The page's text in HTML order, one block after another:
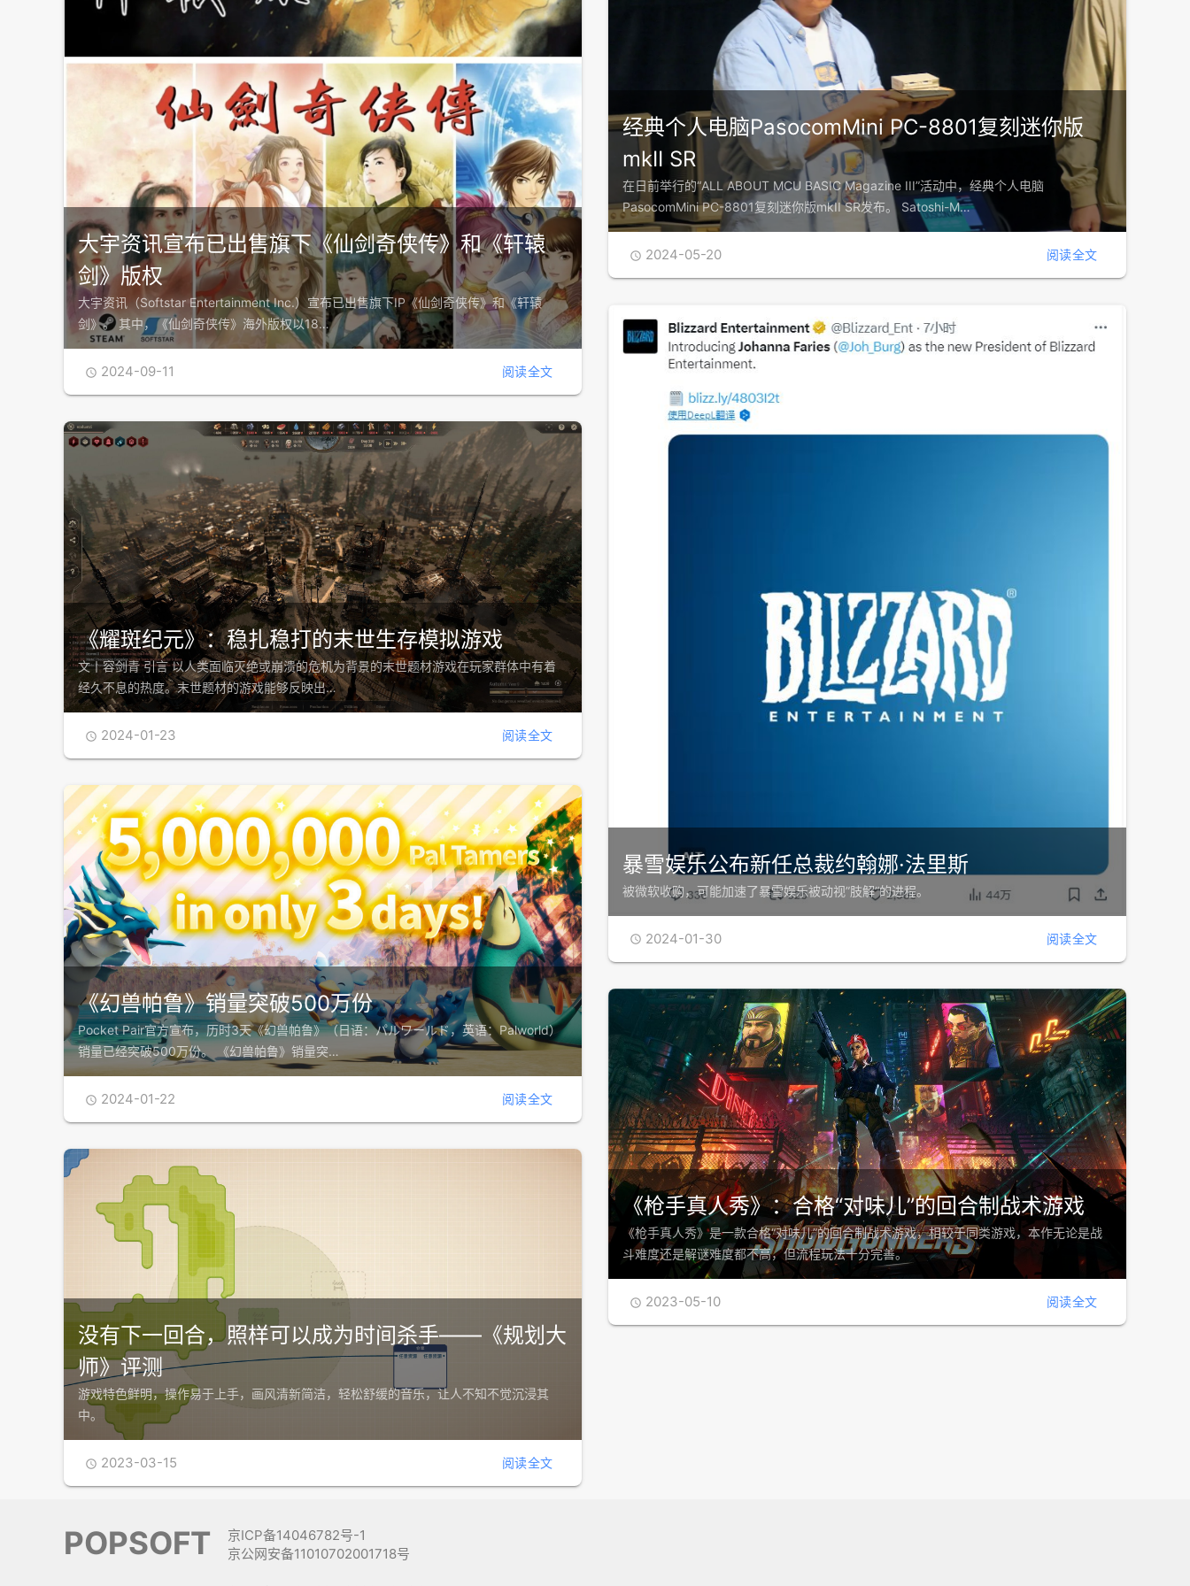
大宇资讯宣布已出售旗下《仙剑奇侠传》和《轩辕
剑》版权
大宇资讯（Softstar Entertainment Inc.）宣布已出售旗下IP《仙剑奇侠传》和《轩辕
剑》。 其中，《仙剑奇侠传》海外版权以18…
 2024-09-11 阅读全文
经典个人电脑PasocomMini PC-8801复刻迷你版
mkII SR
在日前举行的“ALL ABOUT MCU BASIC Magazine III”活动中，经典个人电脑
PasocomMini PC-8801复刻迷你版mkII SR发布。 Satoshi-M…
 2024-05-20 阅读全文
暴雪娱乐公布新任总裁约翰娜·法里斯
被微软收购，可能加速了暴雪娱乐被动视”肢解“的进程。
 2024-01-30 阅读全文
《耀斑纪元》：稳扎稳打的末世生存模拟游戏
文丨容剑青 引言 以人类面临灭绝或崩溃的危机为背景的末世题材游戏在玩家群体中有着
经久不息的热度。末世题材的游戏能够反映出…
 2024-01-23 阅读全文
《幻兽帕鲁》销量突破500万份
Pocket Pair官方宣布，历时3天《幻兽帕鲁》（日语：パルワールド，英语：Palworld）
销量已经突破500万份。 《幻兽帕鲁》销量突…
 2024-01-22 阅读全文
《枪手真人秀》：合格“对味儿”的回合制战术游戏
《枪手真人秀》是一款合格“对味儿”的回合制战术游戏，相较于同类游戏，本作无论是战
斗难度还是解谜难度都不高，但流程玩法十分完善。
 2023-05-10 阅读全文
没有下一回合，照样可以成为时间杀手——《规划大
师》评测
游戏特色鲜明，操作易于上手，画风清新简洁，轻松舒缓的音乐，让人不知不觉沉浸其
中。
 2023-03-15 阅读全文
POPSOFT
京ICP备14046782号-1
京公网安备11010702001718号